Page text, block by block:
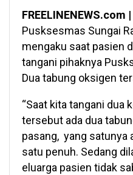
FREELINENEWS.com
Pusksesmas Sungai
mengaku saat pasien
tangani pihaknya
Dua tabung oksigen
“Saat kita tangani dua
tersebut ada dua
pasang, yang satunya
satu penuh. Sedang
eluarga pasien tidak